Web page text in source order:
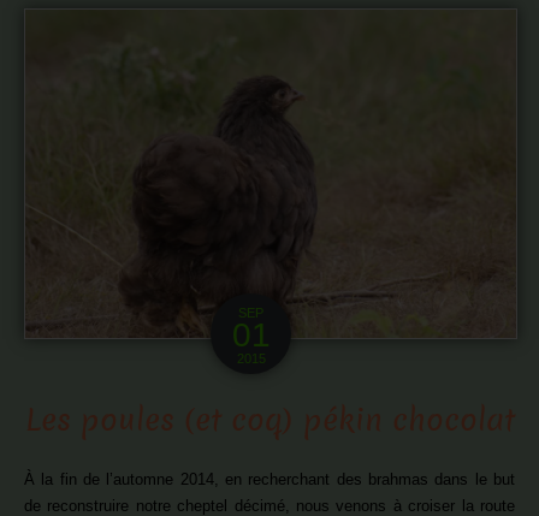
SEP
01
2015
À la fin de l’automne 2014, en recherchant des brahmas dans le but
de reconstruire notre cheptel décimé, nous venons à croiser la route